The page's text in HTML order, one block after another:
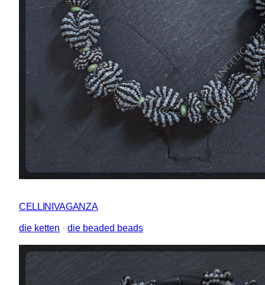
CELLINIVAGANZA
die ketten · die beaded beads